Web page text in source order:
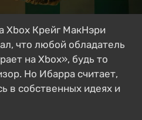
Xbox Крейг МакНэри
что любой обладатель
на Xbox», будь то
Но Ибарра считает,
в собственных идеях и